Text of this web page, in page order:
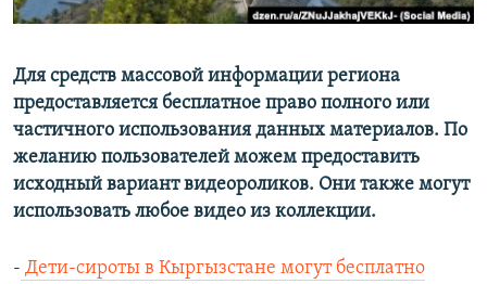
Для средств массовой информации региона
предоставляется бесплатное право полного или
частичного использования данных материалов. По
желанию пользователей можем предоставить
исходный вариант видеороликов. Они также могут
использовать любое видео из коллекции.
- Дети-сироты в Кыргызстане могут бесплатно